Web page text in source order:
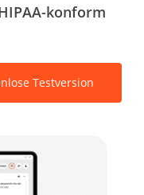
konform
Testversion